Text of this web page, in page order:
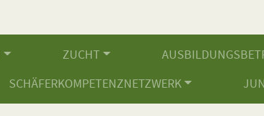
ZUCHT
SCHÄFERKOMPETENZNETZWERK